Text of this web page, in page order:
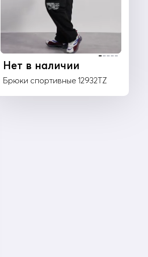
Нет в наличии
Брюки спортивные 12932TZ